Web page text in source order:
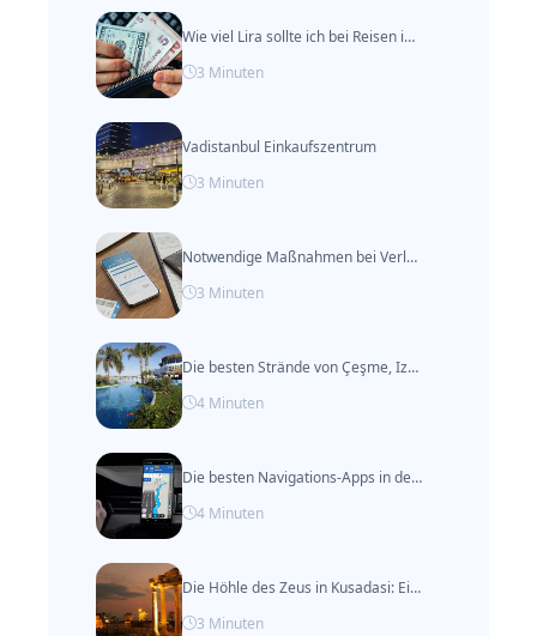
Wie viel Lira sollte ich bei Reisen in die Türkei mitnehmen?
3 Minuten
Vadistanbul Einkaufszentrum
3 Minuten
Notwendige Maßnahmen bei Verlust des Reisepasses im Ausland
3 Minuten
Die besten Strände von Çeşme, Izmir
4 Minuten
Die besten Navigations-Apps in der Türkei
4 Minuten
Die Höhle des Zeus in Kusadasi: Ein Muss in der Türkei
3 Minuten